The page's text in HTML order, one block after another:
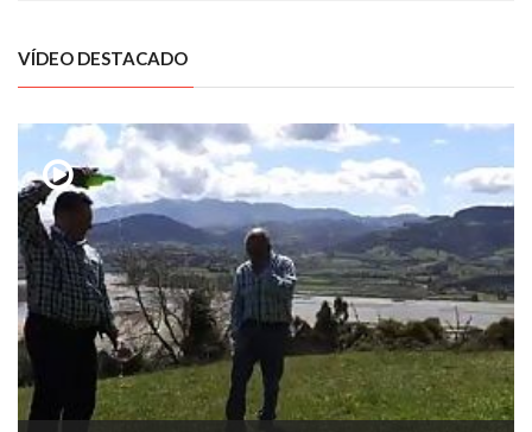
VÍDEO DESTACADO